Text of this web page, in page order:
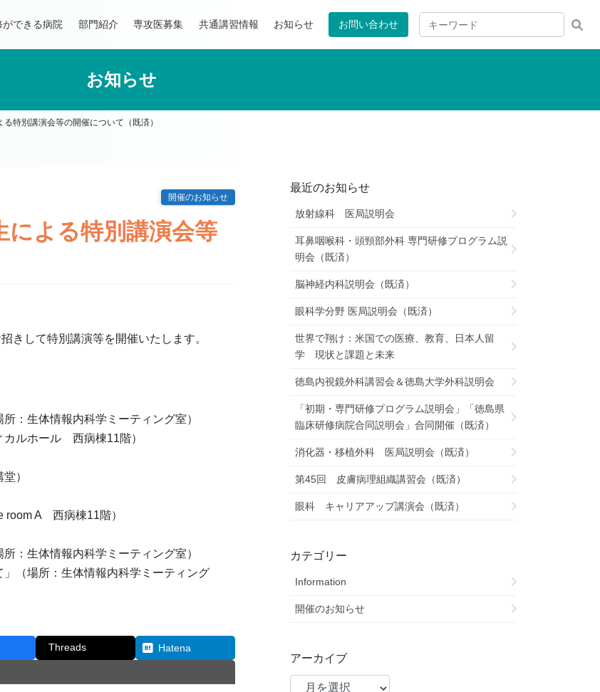
ができる病院 部門紹介 専攻医募集 共通講習情報 お知らせ お問い合わせ
お知らせ
特別講演会等の開催について（既済）
開催のお知らせ
よる特別講演会等
きして特別講演等を開催いたします。
生体情報内科学ミーティング室）
ルホール 西病棟11階）
）
A 西病棟11階）
生体情報内科学ミーティング室）
（場所：生体情報内科学ミーティング
Threads Hatena
最近のお知らせ
放射線科 医局説明会
耳鼻咽喉科・頭頸部外科 専門研修プログラム説
明会（既済）
脳神経内科説明会（既済）
眼科学分野 医局説明会（既済）
世界で翔け：米国での医療、教育、日本人留
学 現状と課題と未来
徳島内視鏡外科講習会＆徳島大学外科説明会
「初期・専門研修プログラム説明会」「徳島県
臨床研修病院合同説明会」合同開催（既済）
消化器・移植外科 医局説明会（既済）
第45回 皮膚病理組織講習会（既済）
眼科 キャリアアップ講演会（既済）
カテゴリー
Information
開催のお知らせ
アーカイブ